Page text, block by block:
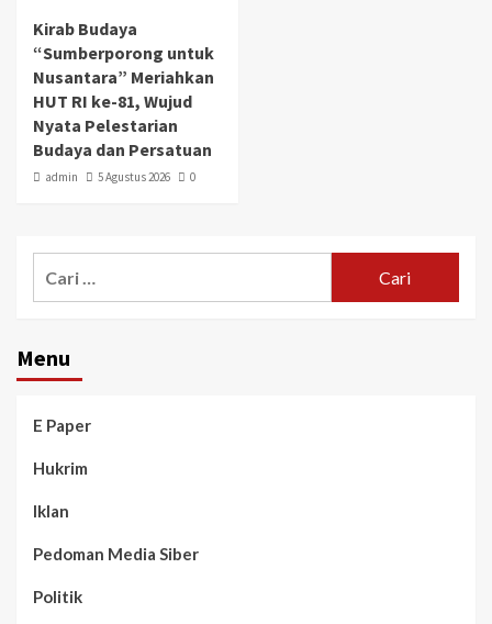
Kirab Budaya
“Sumberporong untuk
Nusantara” Meriahkan
HUT RI ke-81, Wujud
Nyata Pelestarian
Budaya dan Persatuan
admin 5 Agustus 2026 0
Menu
E Paper
Hukrim
Iklan
Pedoman Media Siber
Politik